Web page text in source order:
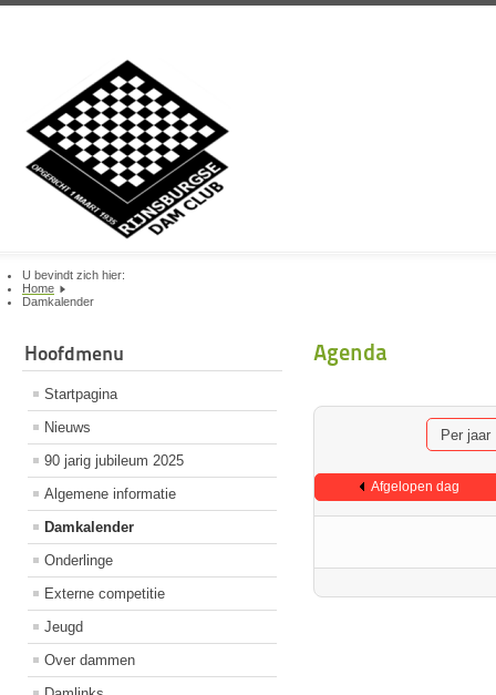
U bevindt zich hier:
Home
Damkalender
Hoofdmenu
Startpagina
Nieuws
90 jarig jubileum 2025
Algemene informatie
Damkalender
Onderlinge
Externe competitie
Jeugd
Over dammen
Agenda
Per jaar
Afgelopen dag